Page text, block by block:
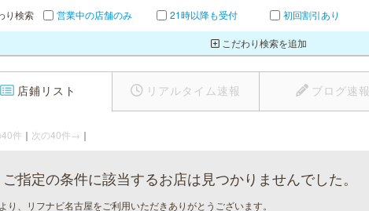
り検索 営業中の店舗のみ 21時以降も受付 初回割引あり
こだわり検索を追加
店鋪リスト リアルタイム速報 ブログ速報
件 ｜ 次の40件→ ｜
ご指定の条件に該当するお店は見つかりませんでした。
り、リフナビ名古屋をご利用いただきありがとうございます。